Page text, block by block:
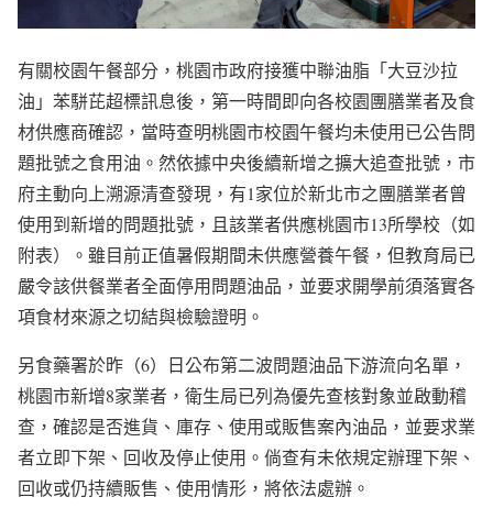
有關校園午餐部分，桃園市政府接獲中聯油脂「大豆沙拉
油」苯駢芘超標訊息後，第一時間即向各校園團膳業者及食
材供應商確認，當時查明桃園市校園午餐均未使用已公告問
題批號之食用油。然依據中央後續新增之擴大追查批號，市
府主動向上溯源清查發現，有1家位於新北市之團膳業者曾
使用到新增的問題批號，且該業者供應桃園市13所學校（如
附表）。雖目前正值暑假期間未供應營養午餐，但教育局已
嚴令該供餐業者全面停用問題油品，並要求開學前須落實各
項食材來源之切結與檢驗證明。
另食藥署於昨（6）日公布第二波問題油品下游流向名單，
桃園市新增8家業者，衛生局已列為優先查核對象並啟動稽
查，確認是否進貨、庫存、使用或販售案內油品，並要求業
者立即下架、回收及停止使用。倘查有未依規定辦理下架、
回收或仍持續販售、使用情形，將依法處辦。